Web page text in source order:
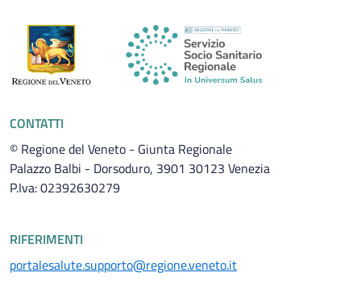
CONTATTI
© Regione del Veneto - Giunta Regionale
Palazzo Balbi - Dorsoduro, 3901 30123 Venezia
P.Iva: 02392630279
RIFERIMENTI
portalesalute.supporto@regione.veneto.it